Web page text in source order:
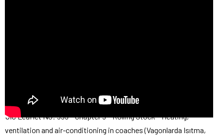
UIC Leaflet No: 553 – Chapter 5 – Rolling Stock – Heating,
ventilation and air-conditioning in coaches (Vagonlarda Isıtma,